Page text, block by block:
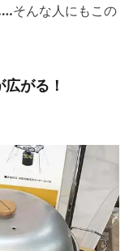
そんな人にもこの
がる！